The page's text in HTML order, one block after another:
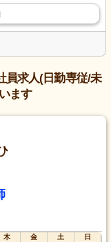
員求人(日勤専従/未
ます
木 金 土
日